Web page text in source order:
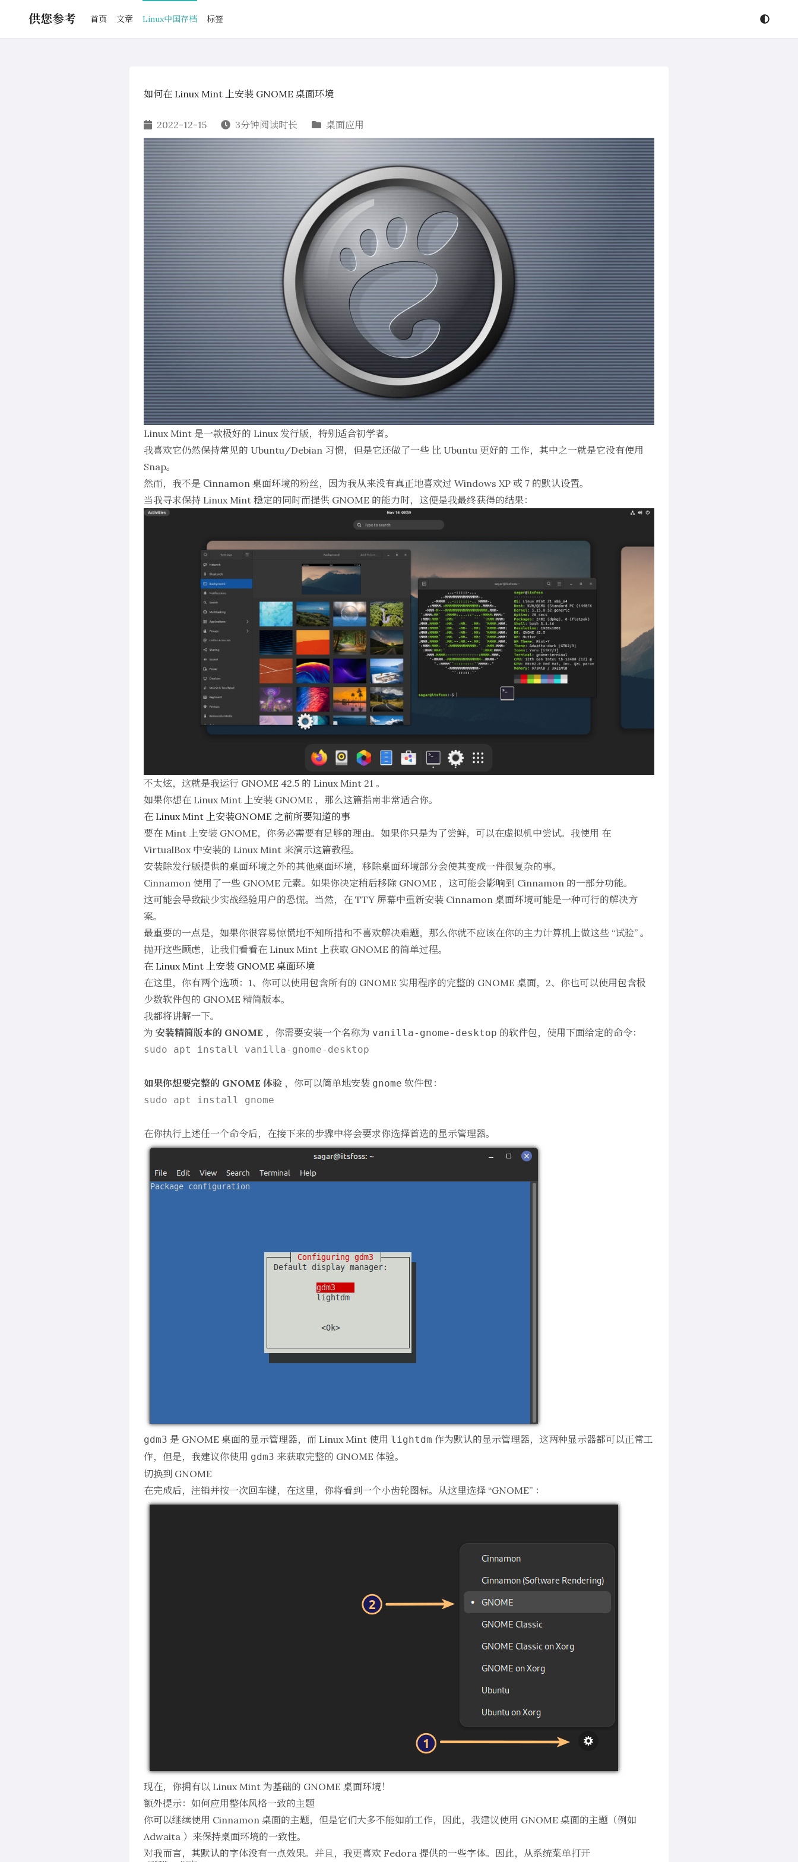
供您参考 首页 文章 Linux中国存档 标签
如何在 Linux Mint 上安装 GNOME 桌面环境
2022-12-15 3分钟阅读时长 桌面应用
Linux Mint 是一款极好的 Linux 发行版，特别适合初学者。
我喜欢它仍然保持常见的 Ubuntu/Debian 习惯，但是它还做了一些 比 Ubuntu 更好的 工作，其中之一就是它没有使用
Snap。
然而，我不是 Cinnamon 桌面环境的粉丝，因为我从来没有真正地喜欢过 Windows XP 或 7 的默认设置。
当我寻求保持 Linux Mint 稳定的同时而提供 GNOME 的能力时，这便是我最终获得的结果：
不太炫，这就是我运行 GNOME 42.5 的 Linux Mint 21 。
如果你想在 Linux Mint 上安装 GNOME ，那么这篇指南非常适合你。
在 Linux Mint 上安装GNOME 之前所要知道的事
要在 Mint 上安装 GNOME，你务必需要有足够的理由。如果你只是为了尝鲜，可以在虚拟机中尝试。我使用 在
VirtualBox 中安装的 Linux Mint 来演示这篇教程。
安装除发行版提供的桌面环境之外的其他桌面环境，移除桌面环境部分会使其变成一件很复杂的事。
Cinnamon 使用了一些 GNOME 元素。如果你决定稍后移除 GNOME ，这可能会影响到 Cinnamon 的一部分功能。
这可能会导致缺少实战经验用户的恐慌。当然，在 TTY 屏幕中重新安装 Cinnamon 桌面环境可能是一种可行的解决方
案。
最重要的一点是，如果你很容易惊慌地不知所措和不喜欢解决难题，那么你就不应该在你的主力计算机上做这些 “试验” 。
抛开这些顾虑，让我们看看在 Linux Mint 上获取 GNOME 的简单过程。
在 Linux Mint 上安装 GNOME 桌面环境
在这里，你有两个选项：1、你可以使用包含所有的 GNOME 实用程序的完整的 GNOME 桌面，2、你也可以使用包含极
少数软件包的 GNOME 精简版本。
我都将讲解一下。
为 安装精简版本的 GNOME ，你需要安装一个名称为 vanilla-gnome-desktop 的软件包，使用下面给定的命令：
sudo apt install vanilla-gnome-desktop
如果你想要完整的 GNOME 体验 ，你可以简单地安装 gnome 软件包：
sudo apt install gnome
在你执行上述任一个命令后，在接下来的步骤中将会要求你选择首选的显示管理器。
gdm3 是 GNOME 桌面的显示管理器，而 Linux Mint 使用 lightdm 作为默认的显示管理器，这两种显示器都可以正常工
作，但是，我建议你使用 gdm3 来获取完整的 GNOME 体验。
切换到 GNOME
在完成后，注销并按一次回车键，在这里，你将看到一个小齿轮图标。从这里选择 “GNOME” ：
现在，你拥有以 Linux Mint 为基础的 GNOME 桌面环境！
额外提示：如何应用整体风格一致的主题
你可以继续使用 Cinnamon 桌面的主题，但是它们大多不能如前工作，因此，我建议使用 GNOME 桌面的主题（例如
Adwaita ）来保持桌面环境的一致性。
对我而言，其默认的字体没有一点效果。并且，我更喜欢 Fedora 提供的一些字体。因此，从系统菜单打开